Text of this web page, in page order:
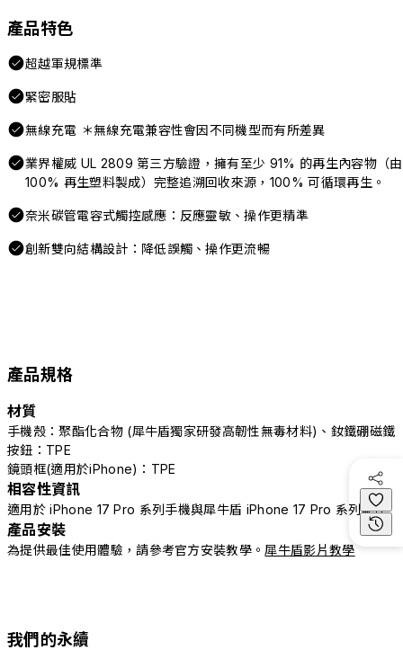
產品特色
超越軍規標準
緊密服貼
無線充電 ＊無線充電兼容性會因不同機型而有所差異
業界權威 UL 2809 第三方驗證，擁有至少 91% 的再生內容物（由
100% 再生塑料製成）完整追溯回收來源，100% 可循環再生。
奈米碳管電容式觸控感應：反應靈敏、操作更精準
創新雙向結構設計：降低誤觸、操作更流暢
產品規格
材質
手機殼：聚酯化合物 (犀牛盾獨家研發高韌性無毒材料)、釹鐵硼磁鐵
按鈕：TPE
鏡頭框(適用於iPhone)：TPE
相容性資訊
適用於 iPhone 17 Pro 系列手機與犀牛盾 iPhone 17 Pro 系列配件
產品安裝
為提供最佳使用體驗，請參考官方安裝教學。 犀牛盾影片教學
我們的永續